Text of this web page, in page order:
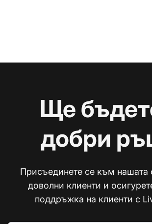
Ще
добри
Присъединете се към нашата
доволни клиенти и
поддръжка на клиенти с